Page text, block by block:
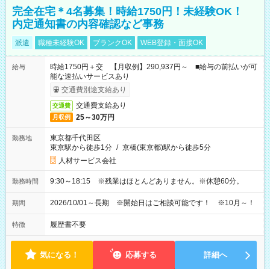
完全在宅＊4名募集！時給1750円！未経験OK！
内定通知書の内容確認など事務
派遣 職種未経験OK ブランクOK WEB登録・面接OK
給与
時給1750円＋交 【月収例】290,937円～ ■給与の前払いが可
能な速払いサービスあり
交通費別途支給あり
交通費 交通費支給あり
月収例 25～30万円
勤務地
東京都千代田区
東京駅から徒歩1分 / 京橋(東京都)駅から徒歩5分
人材サービス会社
勤務時間 9:30～18:15 ※残業はほとんどありません。※休憩60分。
期間 2026/10/01～長期 ※開始日はご相談可能です！ ※10月～！
特徴 履歴書不要
気になる！ 応募する 詳細へ